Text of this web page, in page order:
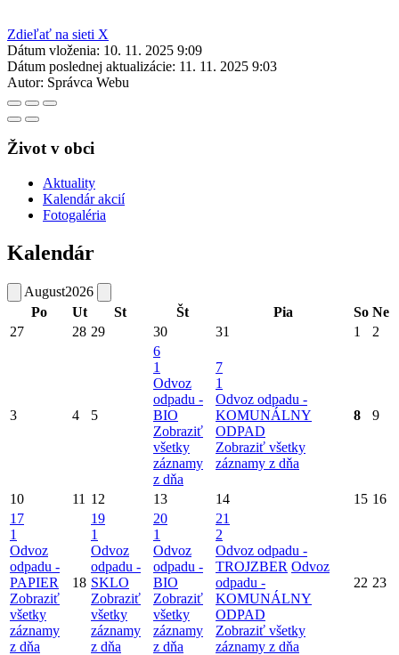
Zdieľať na sieti X
Dátum vloženia: 10. 11. 2025 9:09
Dátum poslednej aktualizácie: 11. 11. 2025 9:03
Autor: Správca Webu
Život v obci
Aktuality
Kalendár akcií
Fotogaléria
Kalendár
August2026
Po
Ut St Št Pia So Ne
27
28 29 30 31 1 2
3 4 5
6
1
Odvoz
odpadu -
BIO
Zobraziť
všetky
záznamy
z dňa
7
1
Odvoz odpadu -
KOMUNÁLNY
ODPAD
Zobraziť všetky
záznamy z dňa
8 9
10 11 12 13 14 15 16
17
1
Odvoz
odpadu -
PAPIER
Zobraziť
všetky
záznamy
z dňa
18
19
1
Odvoz
odpadu -
SKLO
Zobraziť
všetky
záznamy
z dňa
20
1
Odvoz
odpadu -
BIO
Zobraziť
všetky
záznamy
z dňa
21
2
Odvoz odpadu -
TROJZBER Odvoz
odpadu -
KOMUNÁLNY
ODPAD
Zobraziť všetky
záznamy z dňa
22 23